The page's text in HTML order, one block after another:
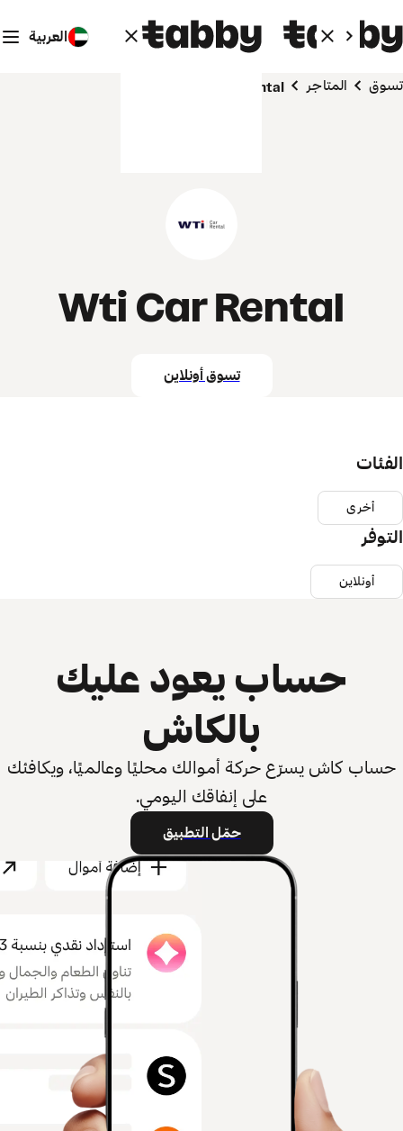
العربية
تسوق المتاجر Wti Car Rental
Wti Car Rental
تسوق أونلاين
الفئات
أخرى
التوفر
أونلاين
حساب يعود عليك
بالكاش
حساب كاش يسرّع حركة أموالك محليًا وعالميًا، ويكافئك
على إنفاقك اليومي.
حمّل التطبيق